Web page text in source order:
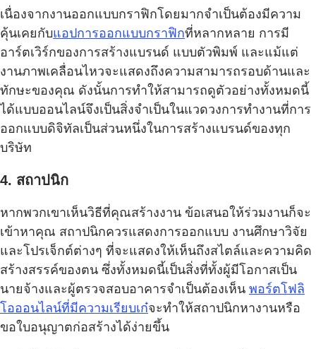
เนื่องจากงานออกแบบกราฟิกโดยมากจำเป็นต้องมีความ
คุ้นเคยกับแอปการออกแบบกราฟิกที่หลากหลาย การมี
อาร์ตเวิร์กของการสร้างแบรนด์ แบบตัวพิมพ์ และแม้แต่
งานภาพเคลื่อนไหวจะแสดงถึงความสามารถรอบด้านและ
ทักษะของคุณ ดังนั้นการทำให้สามารถดูตัวอย่างทั้งหมดนี้
ได้แบบออนไลน์จึงเป็นสิ่งจำเป็นในแวดวงการทำงานที่การ
ออกแบบดิจิทัลเป็นส่วนหนึ่งในการสร้างแบรนด์ของทุก
บริษัท
4. สถาปนิก
หากพวกเขาเห็นวิธีที่คุณสร้างงาน ข้อเสนอให้ร่วมงานก็จะ
เข้าหาคุณ สถาปนิกควรแสดงการออกแบบ งานศึกษาวิจัย
และโปรเจ็กต์ต่างๆ ที่จะแสดงให้เห็นถึงสไตล์และความคิด
สร้างสรรค์ของตน ซึ่งทั้งหมดนี้เป็นสิ่งที่ทั้งผู้มีโอกาสเป็น
นายจ้างและผู้ตรวจสอบอาคารจำเป็นต้องเห็น พอร์ตโฟลิ
โอออนไลน์ที่มีความเรียบเก๋จะทำให้สถาปนิกหางานหรือ
ขอใบอนุญาตก่อสร้างได้ง่ายขึ้น